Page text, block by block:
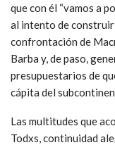
que con él “vamos a
al intento de construir
confrontación de
Barba y, de paso,
presupuestarios de
cápita del
Las multitudes que
Todxs, continuidad